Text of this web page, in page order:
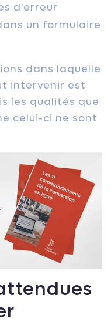
d'erreur
un formulaire
dans laquelle
intervenir est
les qualités que
celui-ci ne sont